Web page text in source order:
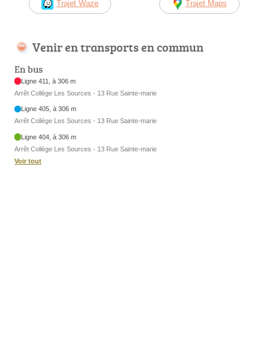
Trajet Waze Trajet Maps
Venir en transports en commun
En bus
Ligne 411, à 306 m
Arrêt Collège Les Sources - 13 Rue Sainte-marie
Ligne 405, à 306 m
Arrêt Collège Les Sources - 13 Rue Sainte-marie
Ligne 404, à 306 m
Arrêt Collège Les Sources - 13 Rue Sainte-marie
Voir tout